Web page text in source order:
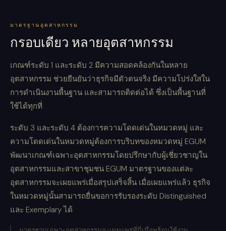
มาตรฐานอุตสาหกรรม
กรอบเดียว หลายอุตสาหกรรม
เกณฑ์ระดับ 1 และระดับ 2 มีความสอดคล้องกันในหลาย
อุตสาหกรรม ช่วยยืนยันว่าธุรกิจมีตัวตนจริง มีความโปร่งใสใน
การดำเนินงานพื้นฐาน และสามารถติดต่อได้ ซึ่งเป็นพื้นฐานที่
ใช้ได้ทุกที่
ระดับ 3 และระดับ 4 ต้องการความโดดเด่นในหมวดหมู่ และ
ความโดดเด่นในหมวดหมู่ต้องการบริบทของหมวดหมู่ EGUM
พัฒนาเกณฑ์เฉพาะอุตสาหกรรมโดยปรึกษากับผู้เชี่ยวชาญใน
อุตสาหกรรมและสาขาชุมชน EGUM มาตรฐานของแต่ละ
อุตสาหกรรมจะเผยแพร่เมื่อสรุปเสร็จสิ้น เมื่อเผยแพร่แล้ว ธุรกิจ
ในหมวดหมู่นั้นสามารถยื่นขอการรับรองระดับ Distinguished
และ Exemplary ได้